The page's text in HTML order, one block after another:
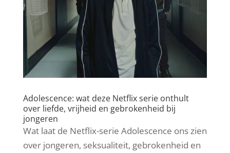
Adolescence: wat deze Netflix serie onthult
over liefde, vrijheid en gebrokenheid bij
jongeren
Wat laat de Netflix-serie Adolescence ons zien
over jongeren, seksualiteit, gebrokenheid en